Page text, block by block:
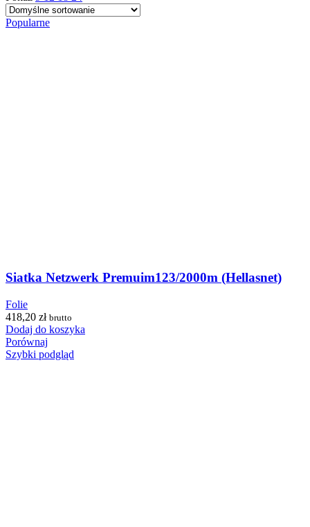
Popularne
Siatka Netzwerk Premuim123/2000m (Hellasnet)
Folie
418,20 zł brutto
Dodaj do koszyka
Porównaj
Szybki podgląd